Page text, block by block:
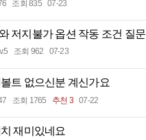
조회 835 07-23
저지불가 옵션 작동 조건 질문
조회 962 07-23
트 없으신분 계신가요
조회 1765 추천 3 07-22
재미있네요